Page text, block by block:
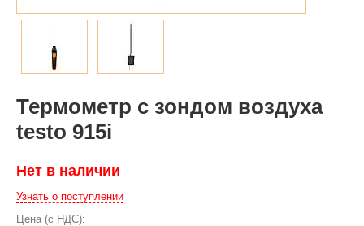
Термометр с зондом воздуха
testo 915i
Нет в наличии
Узнать о поступлении
Цена (с НДС):